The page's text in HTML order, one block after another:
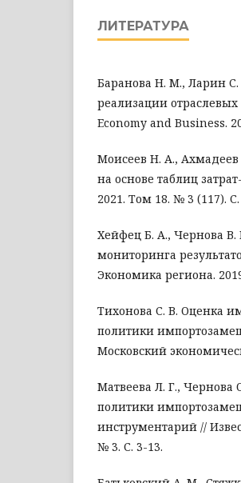
ЛИТЕРАТУРА
Баранова Н. М., Ларин
реализации
Economy and Business.
Моисеев Н. А.,
на основе таблиц
2021. Том 18. № 3 (117).
Хейфец Б. А., Чернова
мониторинга
Экономика региона.
Тихонова С. В. Оценка
политики
Московский
Матвеева Л. Г., Чернова
политики
инструментарий //
№ 3. С. 3-13.